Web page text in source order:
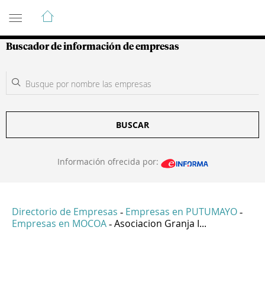
Guía de Empresas Colombianas
Buscador de información de empresas
BUSCAR
Información ofrecida por:
Directorio de Empresas - Empresas en PUTUMAYO -
Empresas en MOCOA - Asociacion Granja I...